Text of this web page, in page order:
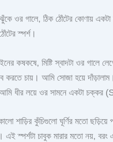
ওর গালে, ঠিক ঠোঁটের কোণায়
স্পর্শ।
কষকষে, মিষ্টি স্বাদটা ওর
করতে চায়। আমি সোজা হয়ে
ধীর লয়ে ওর সামনে একটা চক্কর
শাড়ির কুঁচিগুলো ঘূর্ণির মতো
স্পর্শটা চাবুক মারার মতো নয়,